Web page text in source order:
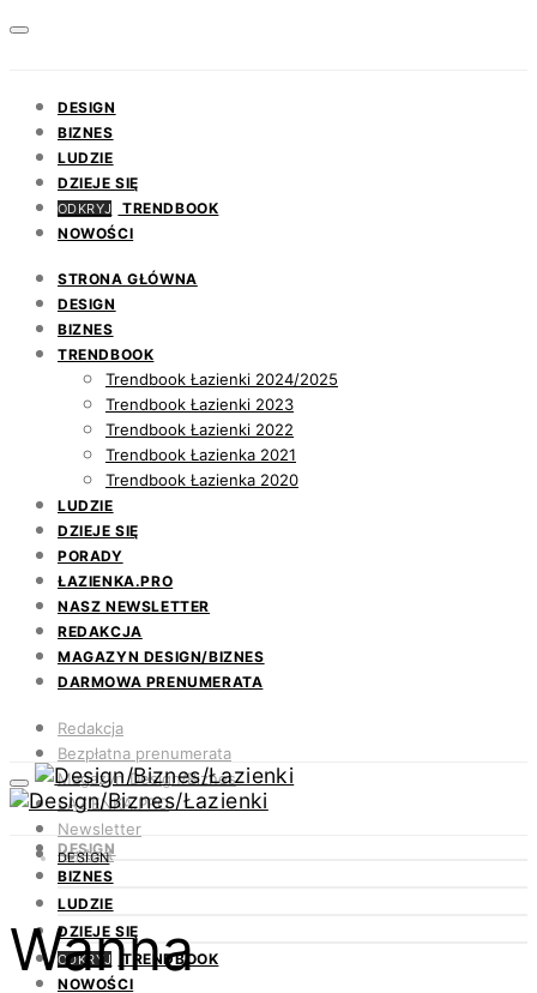
DESIGN
BIZNES
LUDZIE
DZIEJE SIĘ
ODKRYJ
TRENDBOOK
NOWOŚCI
STRONA GŁÓWNA
DESIGN
BIZNES
TRENDBOOK
Trendbook Łazienki 2024/2025
Trendbook Łazienki 2023
Trendbook Łazienki 2022
Trendbook Łazienka 2021
Trendbook Łazienka 2020
LUDZIE
DZIEJE SIĘ
PORADY
ŁAZIENKA.PRO
NASZ NEWSLETTER
REDAKCJA
MAGAZYN DESIGN/BIZNES
DARMOWA PRENUMERATA
Redakcja
Bezpłatna prenumerata
Magazyn Design/Biznes
ŁAZIENKA.PRO
Newsletter
Kontakt
DESIGN
BIZNES
LUDZIE
DZIEJE SIĘ
ODKRYJ
TRENDBOOK
NOWOŚCI
DESIGN
Wanna